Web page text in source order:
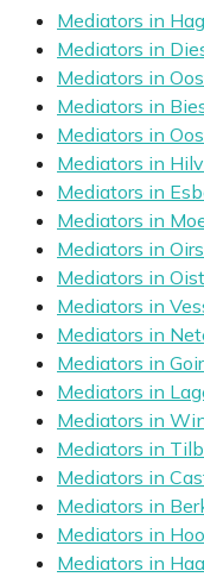
Mediators in
Mediators in
Mediators in
Mediators in
Mediators in
Mediators in
Mediators in
Mediators in
Mediators in
Mediators in
Mediators in
Mediators in
Mediators in
Mediators in
Mediators in
Mediators in
Mediators in
Mediators in
Mediators in
Mediators in